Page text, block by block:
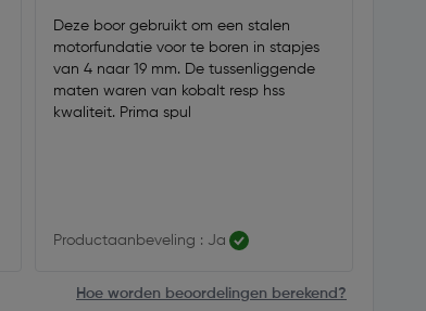
Deze boor gebruikt om een stalen
motorfundatie voor te boren in stapjes
van 4 naar 19 mm. De tussenliggende
maten waren van kobalt resp hss
kwaliteit. Prima spul
Productaanbeveling : Ja
Hoe worden beoordelingen berekend?